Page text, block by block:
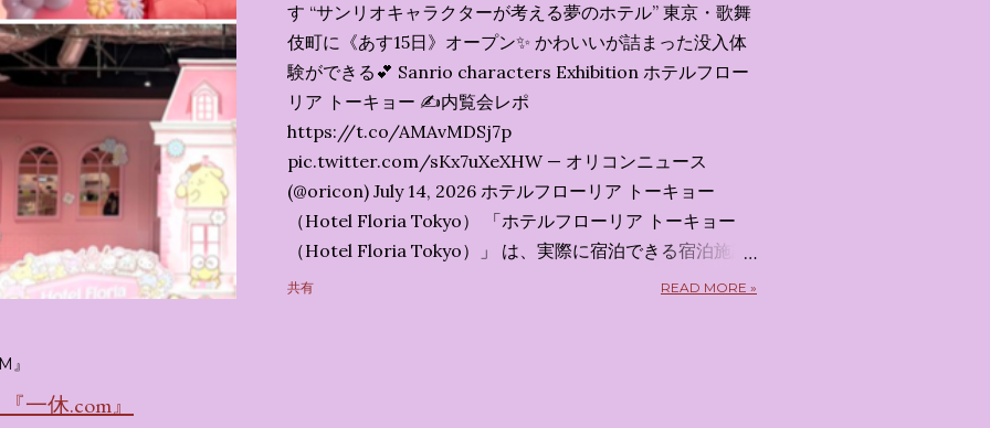
す “サンリオキャラクターが考える夢のホテル” 東京・歌舞
伎町に《あす15日》オープン✨️ かわいいが詰まった没入体
験ができる💕 Sanrio characters Exhibition ホテルフロー
リア トーキョー ✍️内覧会レポ
https://t.co/AMAvMDSj7p
pic.twitter.com/sKx7uXeXHW — オリコンニュース
(@oricon) July 14, 2026 ホテルフローリア トーキョー
（Hotel Floria Tokyo） 「ホテルフローリア トーキョー
（Hotel Floria Tokyo）」 は、実際に宿泊できる宿泊施設
ではなく、2026年7月15日から東京・新宿でスタートする
共有 READ MORE »
』
一休.com』